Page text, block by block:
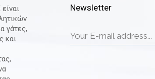
γάτες,
και
Newsletter